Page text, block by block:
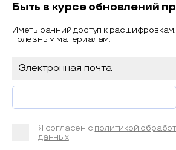
Быть в курсе обновлений
Иметь ранний доступ к
полезным материалам.
Я согласен с политикой
данных